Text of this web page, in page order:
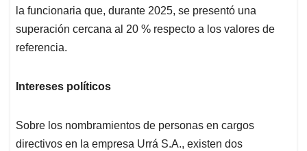
la funcionaria que, durante 2025, se presentó una
superación cercana al 20 % respecto a los valores de
referencia.
Intereses políticos
Sobre los nombramientos de personas en cargos
directivos en la empresa Urrá S.A., existen dos